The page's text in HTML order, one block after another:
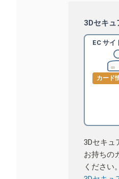
3Dセキュ
EC サイ
カード
3Dセキュ
お持ちの
ください。